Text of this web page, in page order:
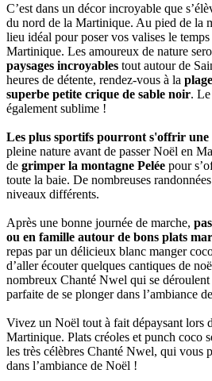
C’est dans un décor incroyable que
du nord de la Martinique. Au pied de la
lieu idéal pour poser vos valises le temps
Martinique. Les amoureux de nature
paysages incroyables tout autour de
heures de détente, rendez-vous à la
superbe petite crique de sable noir.
également sublime !
Les plus sportifs pourront s'offrir une
pleine nature avant de passer Noël en
de grimper la montagne Pelée pour
toute la baie. De nombreuses
niveaux différents.
Après une bonne journée de marche,
ou en famille autour de bons plats
repas par un délicieux blanc manger
d’aller écouter quelques cantiques de
nombreux Chanté Nwel qui se déroulent
parfaite de se plonger dans l’ambiance
Vivez un Noël tout à fait dépaysant lors
Martinique. Plats créoles et punch coco
les très célèbres Chanté Nwel, qui vous
dans l’ambiance de Noël !